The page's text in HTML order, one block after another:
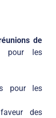
de
pour les
pour les
des